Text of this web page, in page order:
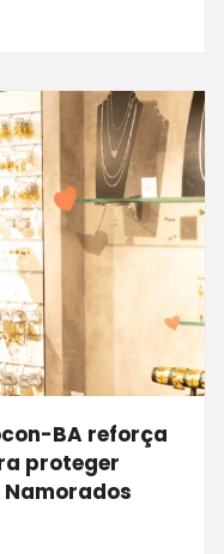
BA reforça
proteger